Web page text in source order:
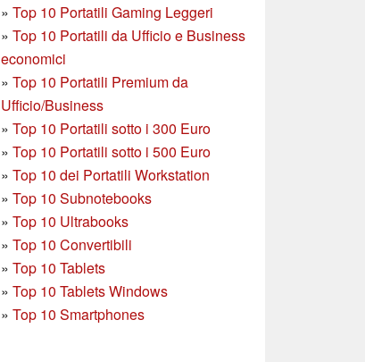
» Top 10 Portatili Gaming Leggeri
» Top 10 Portatili da Ufficio e Business
economici
» Top 10 Portatili Premium da
Ufficio/Business
» Top 10 Portatili sotto i 300 Euro
» Top 10 Portatili sotto i 500 Euro
» Top 10 dei Portatili Workstation
» Top 10 Subnotebooks
» Top 10 Ultrabooks
» Top 10 Convertibili
» Top 10 Tablets
» Top 10 Tablets Windows
» Top 10 Smartphones